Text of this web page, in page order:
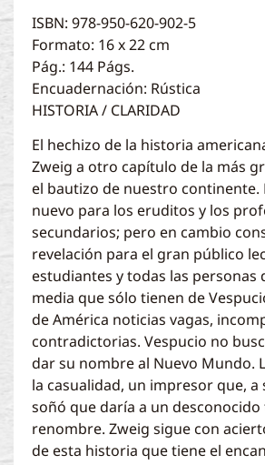
ISBN: 978-950-620-902-5
Formato: 16 x 22 cm
Pág.: 144 Págs.
Encuadernación: Rústica
HISTORIA / CLARIDAD
El hechizo de la historia
Zweig a otro capítulo de la más
el bautizo de nuestro continente.
nuevo para los eruditos y los
secundarios; pero en cambio
revelación para el gran público
estudiantes y todas las personas
media que sólo tienen de
de América noticias vagas,
contradictorias. Vespucio no
dar su nombre al Nuevo Mundo.
la casualidad, un impresor que, a
soñó que daría a un
renombre. Zweig sigue con
de esta historia que tiene el